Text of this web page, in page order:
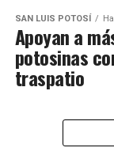
SAN LUIS POTOSÍ
Apoyan a
potosinas
traspatio